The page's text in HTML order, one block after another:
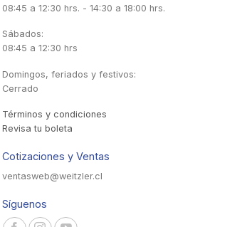
08:45 a 12:30 hrs. - 14:30 a 18:00 hrs.
Sábados:
08:45 a 12:30 hrs
Domingos, feriados y festivos:
Cerrado
Términos y condiciones
Revisa tu boleta
Cotizaciones y Ventas
ventasweb@weitzler.cl
Síguenos